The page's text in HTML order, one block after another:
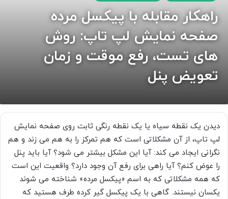
راهکار مقابله با پیکسل مرده
صفحه نمایش لپ تاپ: روش
های تست، رفع موقت و زمان
تعویض پنل
دیدن یک نقطه سیاه یا یک نقطه رنگی ثابت روی صفحه نمایش
لپ تاپ، از آن مشکلاتی است که هم تمرکز را به هم می زند و هم
نگرانی ایجاد می کند: آیا این مشکل بیشتر می شود؟ آیا باید پنل
را عوض کنم؟ آیا راهی برای رفع آن وجود دارد؟ واقعیت این است
که همه مشکلاتی که به اسم «پیکسل مرده» شناخته می شوند
یکسان نیستند. گاهی با یک پیکسل گیر کرده طرف هستید که